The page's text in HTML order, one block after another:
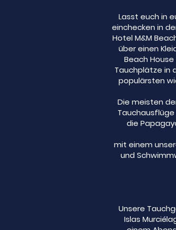
Lasst euch in
einchecken in
Hotel M&M
über einen
Beach
Tauchplätze in
populärsten
Die meisten
die
mit einem
und
Unsere
Islas